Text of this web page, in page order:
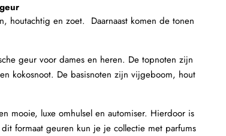
houtachtig en zoet. Daarnaast komen de tonen
geur voor dames en heren. De topnoten zijn
kokosnoot. De basisnoten zijn vijgeboom, hout
mooie, luxe omhulsel en automiser. Hierdoor is
formaat geuren kun je je collectie met parfums